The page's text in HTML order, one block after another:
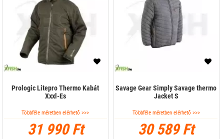
Prologic Litepro Thermo Kabát
Xxxl-Es
Többféle méretben elérhető >>>
31 990 Ft
Savage Gear Simply Savage thermo
Jacket S
Többféle méretben elérhető >>>
30 589 Ft